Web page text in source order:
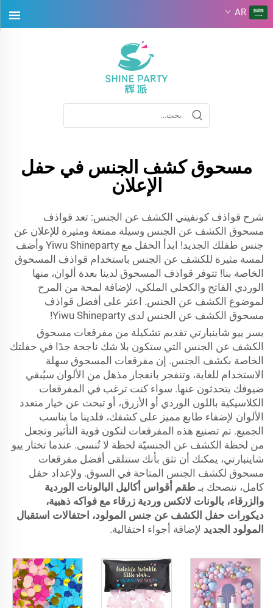
AR
مسحوق كشف الجنس في حفل
الإعلان
شرح قواذف كونفيتي الكشف عن الجنس: تعد قواذف
مسحوق الكشف عن الجنس وسيلة ممتعة ومثيرة للإعلان عن
جنس طفلك الجديد! ابدأ الحفل مع Yiwu Shineparty وأضف
لمسة مثيرة للكشف عن الجنس باستخدام قواذف المسحوق
الخاصة بنا! تتوفر قواذف المسحوق لدينا بعدة ألوان، منها
الوردي الفاتح والكحلي الملكي، لإضافة لمحة من المرح
لموضوع الكشف عن الجنس. اعثر على أفضل قواذف
مسحوق الكشف عن الجنس لدى Yiwu Shineparty!
يسر ييو شاينبارتي تقديم تشكيلة من مفرقعات مسحوق
الكشف عن الجنس التي ستكون بلا شك ناجحة جدًا في حفلتك
الخاصة بكشف الجنس. إن مفرقعات المسحوق سهلة
الاستخدام للغاية، وتنفجر بانفجار مذهل من الألوان سيُبقي
ضيوفك يتحدثون عنها. سواء كنت ترغب في المفرقعات
الكلاسيكية باللون الوردي أو الأزرق، أو تبحث عن خيار متعدد
الألوان لإضفاء طابع مميز على كشفك، فلدينا ما يناسب
الجميع. تم تصنيع هذه المفرقعات لتكون قوية التأثير وتجعل
من لحظة الكشف عن الجنسيّة لحظة لا تُنسى. عندما تختار ييو
شاينبارتي، يمكنك أن تثق بأنك ستتلقى أفضل مفرقعات
مسحوق لكشف الجنس المتاحة في السوق. ولإعداد حفل
كامل، ننصحك بـ طقم أقواس أكاليل البالونات الوردية
والزرقاء، بالونات لاتكس وردية زرقاء مع فواكه ذهبية،
ديكورات حفل الكشف عن جنس المولود، احتفالات استقبال
المولود الجديد لإضافة أجواء احتفالية.